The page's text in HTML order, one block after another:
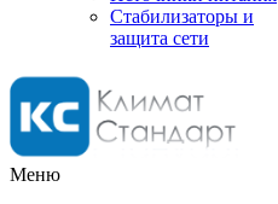
Стабилизаторы и
защита сети
Меню